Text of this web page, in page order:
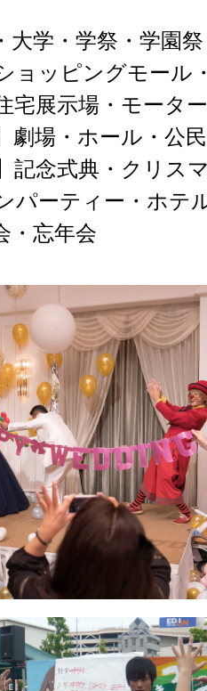
大学・学祭・学園
ョッピングモール
宅展示場・モータ
劇場・ホール・公
記念式典・クリス
パーティー・ホテ
・忘年会